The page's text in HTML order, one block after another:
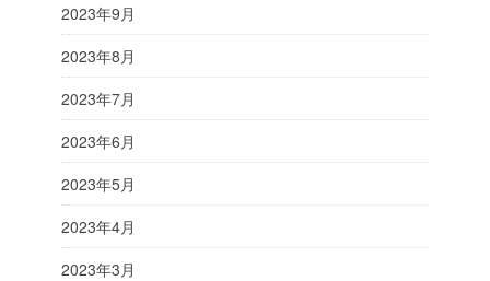
2023年9月
2023年8月
2023年7月
2023年6月
2023年5月
2023年4月
2023年3月